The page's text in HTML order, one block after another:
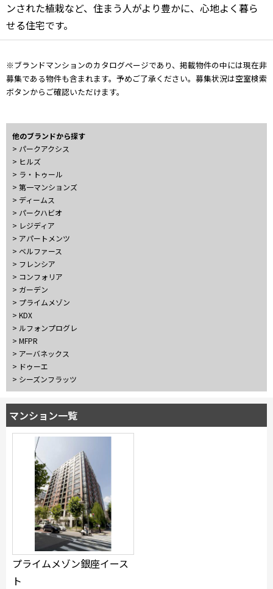
ンされた植栽など、住まう人がより豊かに、心地よく暮ら
せる住宅です。
※ブランドマンションのカタログページであり、掲載物件の中には現在非
募集である物件も含まれます。予めご了承ください。募集状況は空室検索
ボタンからご確認いただけます。
他のブランドから探す
> パークアクシス
> ヒルズ
> ラ・トゥール
> 第一マンションズ
> ディームス
> パークハビオ
> レジディア
> アパートメンツ
> ベルファース
> フレンシア
> コンフォリア
> ガーデン
> プライムメゾン
> KDX
> ルフォンプログレ
> MFPR
> アーバネックス
> ドゥーエ
> シーズンフラッツ
マンション一覧
プライムメゾン銀座イース
ト
指定なし
1年以内
5年以内
10年以内
25年以内
30年以内
指定なし
3分以内
10分以内
他条件
当社限定物件
専任物件
三井の賃貸物件
申込無し物件のみ表示
ペット可・相談
楽器可・相談
入居可能日
より詳細な絞り込み
建物施設やお部屋の設備、方位、階数などの絞り込みが
できます
検索対象お部屋数
4
お部屋を再検索